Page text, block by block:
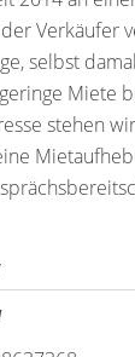
Verkäufer
selbst
Miete
stehen